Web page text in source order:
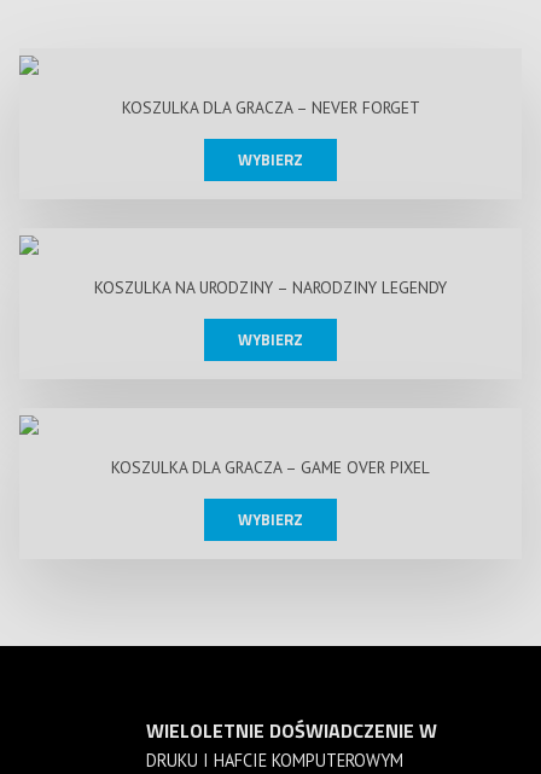
KOSZULKA DLA GRACZA – NEVER FORGET
WYBIERZ
KOSZULKA NA URODZINY – NARODZINY LEGENDY
WYBIERZ
KOSZULKA DLA GRACZA – GAME OVER PIXEL
WYBIERZ
WIELOLETNIE DOŚWIADCZENIE W
DRUKU I HAFCIE KOMPUTEROWYM